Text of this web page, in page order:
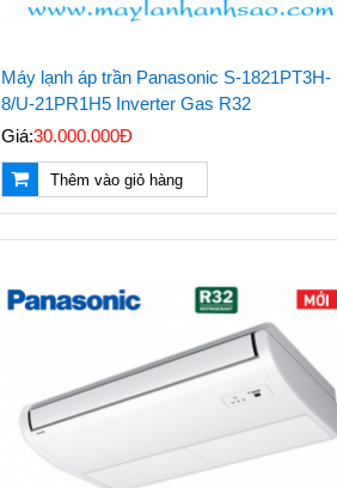
Máy lạnh áp trần Panasonic S-1821PT3H-
8/U-21PR1H5 Inverter Gas R32
Giá:30.000.000Đ
Thêm vào giỏ hàng